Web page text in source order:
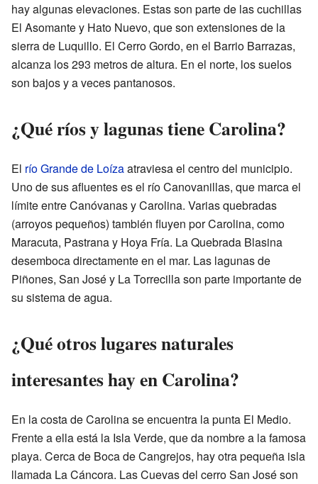
hay algunas elevaciones. Estas son parte de las cuchillas
El Asomante y Hato Nuevo, que son extensiones de la
sierra de Luquillo. El Cerro Gordo, en el Barrio Barrazas,
alcanza los 293 metros de altura. En el norte, los suelos
son bajos y a veces pantanosos.
¿Qué ríos y lagunas tiene Carolina?
El río Grande de Loízaatraviesa el centro del municipio.
Uno de sus afluentes es el río Canovanillas, que marca el
límite entre Canóvanas y Carolina. Varias quebradas
(arroyos pequeños) también fluyen por Carolina, como
Maracuta, Pastrana y Hoya Fría. La Quebrada Blasina
desemboca directamente en el mar. Las lagunas de
Piñones, San José y La Torrecilla son parte importante de
su sistema de agua.
¿Qué otros lugares naturales
interesantes hay en Carolina?
En la costa de Carolina se encuentra la punta El Medio.
Frente a ella está la Isla Verde, que da nombre a la famosa
playa. Cerca de Boca de Cangrejos, hay otra pequeña isla
llamada La Cáncora. Las Cuevas del cerro San José son